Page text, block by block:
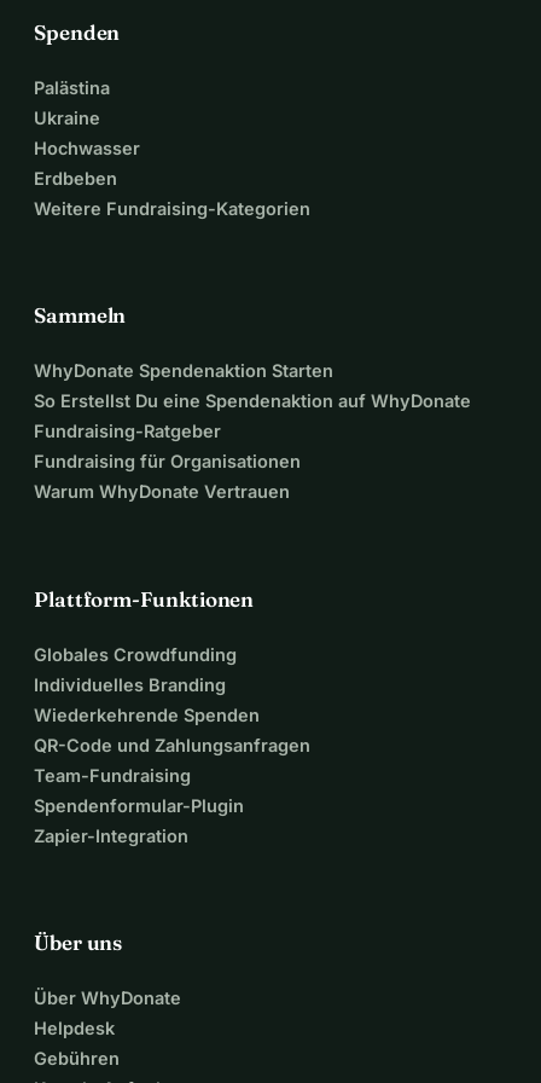
Spenden
Palästina
Ukraine
Hochwasser
Erdbeben
Weitere Fundraising-Kategorien
Sammeln
WhyDonate Spendenaktion Starten
So Erstellst Du eine Spendenaktion auf WhyDonate
Fundraising-Ratgeber
Fundraising für Organisationen
Warum WhyDonate Vertrauen
Plattform-Funktionen
Globales Crowdfunding
Individuelles Branding
Wiederkehrende Spenden
QR-Code und Zahlungsanfragen
Team-Fundraising
Spendenformular-Plugin
Zapier-Integration
Über uns
Über WhyDonate
Helpdesk
Gebühren